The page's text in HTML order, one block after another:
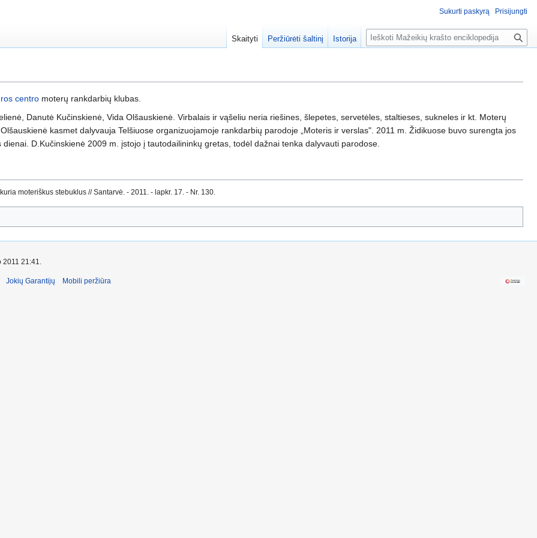
centromoterų rankdarbių klubas.
Danutė Kučinskienė, Vida Olšauskienė. Virbalais ir vąšeliu neria riešines, šlepetes, servetėles, staltieses, sukneles ir kt. Moterų
kasmet dalyvauja Telšiuose organizuojamoje rankdarbių parodoje „Moteris ir verslas". 2011 m. Židikuose buvo surengta jos
D.Kučinskienė 2009 m. įstojo į tautodailininkų gretas, todėl dažnai tenka dalyvauti parodose.
moteriškus stebuklus // Santarvė. - 2011. - lapkr. 17. - Nr. 130.
Sukurti paskyrą Prisijungti
Skaityti Peržiūrėti šaltinį Istorija
P
a
a
2011 21:41.
Jokių Garantijų Mobili peržiūra